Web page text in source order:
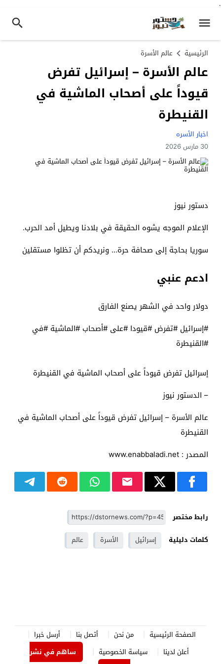
.
الرئيسية عالم الأسرة
عالم الأسرة – إسرائيل تفرض
قيوداً على أصحاب الماشية في
القنيطرة
اخبار الأسره
30 مارس 2026
دستور نيوز
الإعلام الموجه يشوه الحقيقة في بلادنا ويطيل أمد الحرب.
سوريا بحاجة إلى صحافة حرة… ونريدكم أن تظلوا مستقلين
ادعم عنبي
دولار واحد في الشهر يصنع الفارق
#إسرائيل #تفرض #قيودا #على #أصحاب #الماشية #في
#القنيطرة
إسرائيل تفرض قيوداً على أصحاب الماشية في القنيطرة
– الدستور نيوز
عالم الأسرة – إسرائيل تفرض قيوداً على أصحاب الماشية في
القنيطرة
المصدر : www.enabbaladi.net
رابط مختصر
كلمات دليلية
إسرائيل الأسرة عالم
الصفحة الرئيسية من نحن أتصل بنا
أرسل خبرا
أعلن لدينا
سياسة الخصوصية
ساهم في نشر